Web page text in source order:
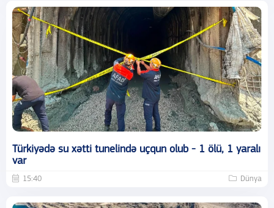
Türkiyədə su xətti tunelində uçqun olub - 1 ölü, 1 yaralı
var
15:40 Dünya